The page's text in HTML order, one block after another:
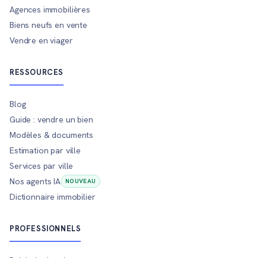
Agences immobilières
Biens neufs en vente
Vendre en viager
RESSOURCES
Blog
Guide : vendre un bien
Modèles & documents
Estimation par ville
Services par ville
Nos agents IA
NOUVEAU
Dictionnaire immobilier
PROFESSIONNELS